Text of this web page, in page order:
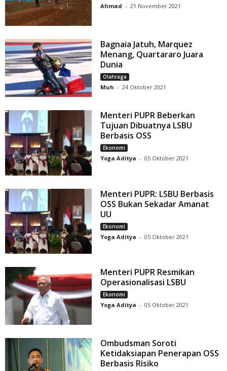
Ahmad - 21 November 2021
Bagnaia Jatuh, Marquez
Menang, Quartararo Juara
Dunia
Olahraga
Muh - 24 Oktober 2021
Menteri PUPR Beberkan
Tujuan Dibuatnya LSBU
Berbasis OSS
Ekonomi
Yoga Aditya - 05 Oktober 2021
Menteri PUPR: LSBU Berbasis
OSS Bukan Sekadar Amanat
UU
Ekonomi
Yoga Aditya - 05 Oktober 2021
Menteri PUPR Resmikan
Operasionalisasi LSBU
Ekonomi
Yoga Aditya - 05 Oktober 2021
Ombudsman Soroti
Ketidaksiapan Penerapan OSS
Berbasis Risiko